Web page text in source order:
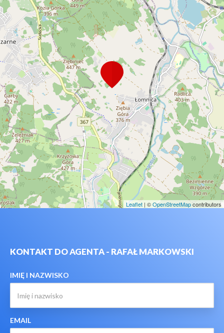
Leaflet | ©OpenStreetMapcontributors
KONTAKT DO AGENTA - RAFAŁ MARKOWSKI
IMIĘ I NAZWISKO
EMAIL